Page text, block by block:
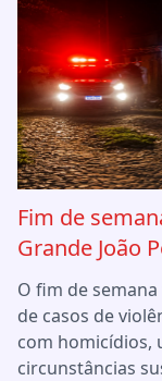
Fim de
Grande João
O fim de
de casos de
com homicídios,
circunstâncias